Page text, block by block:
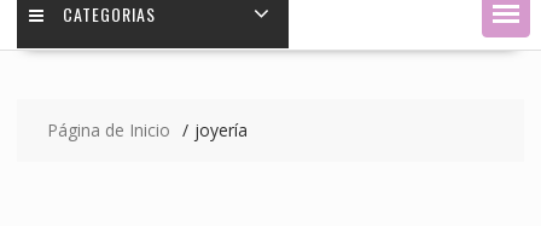
CATEGORIAS
Página de Inicio joyería